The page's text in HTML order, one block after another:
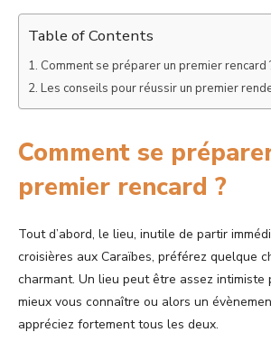
Table of Contents
Comment se préparer un premier rencard
Les conseils pour réussir un premier
Comment se
premier rencard ?
Tout d’abord, le lieu, inutile de partir
croisières aux Caraïbes, préférez quelque
charmant. Un lieu peut être assez intimiste
mieux vous connaître ou alors un
appréciez fortement tous les deux.